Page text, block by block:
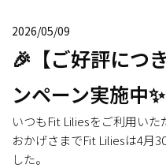
2026/05/09
🎉【ご好評につ
ンペーン実施中✨
いつもFit Liliesをご利用いた
おかげさまでFit Liliesは4月
した。